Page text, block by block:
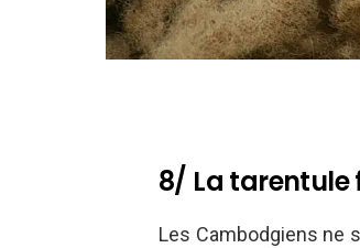
8/ La tarentule
Les Cambodgiens ne